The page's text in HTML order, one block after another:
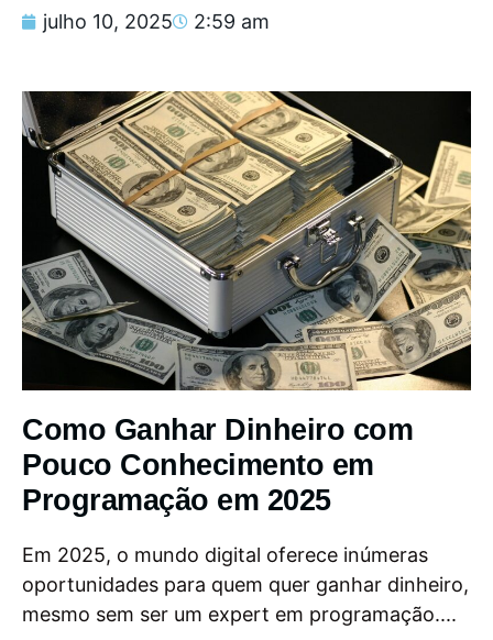
julho 10, 2025 2:59 am
Como Ganhar Dinheiro com
Pouco Conhecimento em
Programação em 2025
Em 2025, o mundo digital oferece inúmeras
oportunidades para quem quer ganhar dinheiro,
mesmo sem ser um expert em programação....